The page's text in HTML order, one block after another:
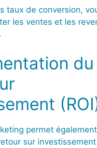
taux de conversion,
les ventes et les
du
permet également
sur investissement